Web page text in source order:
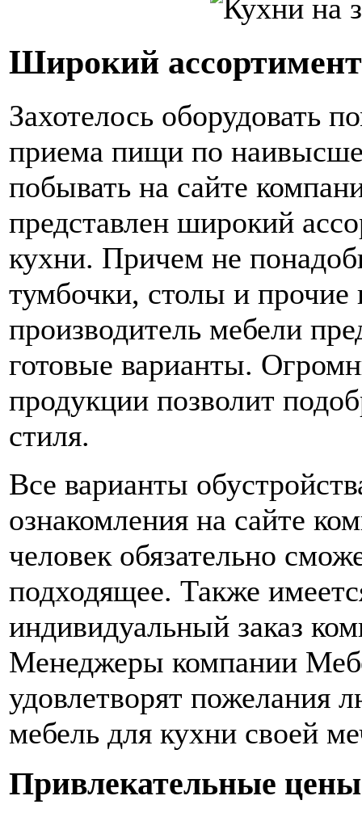
Широкий
Захотелось оборудовать
приема пищи по
побывать на сайте
представлен широкий
кухни. Причем не
тумбочки, столы и
производитель мебели
готовые варианты.
продукции позволит
стиля.
Все варианты
ознакомления на сайте
человек обязательно
подходящее. Также
индивидуальный заказ
Менеджеры компании
удовлетворят пожелания
мебель для кухни своей
Привлекательные цены